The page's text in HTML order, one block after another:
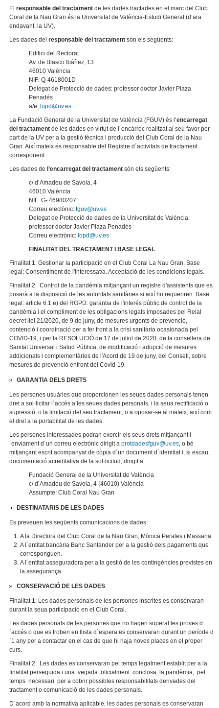
Elresponsable del tractament de les dades tractades en el marc del Club
Coral de la Nau Gran és la Universitat de València-Estudi General (d’ara
endavant, la UV).
Les dades delresponsable del tractament són els següents:
Edifici del Rectorat
Av. de Blasco Ibáñez, 13
46010 València
NIF: Q-4618001D
Delegat de Protecció de dades: professor doctor Javier Plaza
Penadés
a/e: lopd@uv.es
La Fundació General de la Universitat de València (FGUV) és l’encarregat
del tractament de les dades en virtut de l´encàrrec realitzat al seu favor per
part de la UV per a la gestió tècnica i producció del Club Coral de la Nau
Gran. Així mateix és responsable del Registre d´activitats de tractament
corresponent.
Les dades de l’encarregat del tractament són els següents:
c/ d’Amadeu de Savoia, 4
46010 València
NIF: G- 46980207
Correu electònic:fguv@uv.es
Delegat de Protecció de dades de la Universitat de València:
professor doctor Javier Plaza Penadés
Correu electrònic: lopd@uv.es
FINALITAT DEL TRACTAMENT I BASE LEGAL
Finalitat 1: Gestionar la participació en el Club Coral La Nau Gran. Base
legal: Consentiment de l'interessat/a. Acceptació de les condicions legals.
Finalitat 2: Control de la pandèmia mitjançant un registre d'assistents que es
posarà a la disposició de les autoritats sanitàries si així ho requeriren. Base
legal: article 6.1.e) del RGPD: garantia de l'interés públic de control de la
pandèmia i el compliment de les obligacions legals imposades pel Reial
decret llei 21/2020, de 9 de juny, de mesures urgents de prevenció,
contenció i coordinació per a fer front a la crisi sanitària ocasionada pel
COVID-19, i per la RESOLUCIÓ de 17 de juliol de 2020, de la consellera de
Sanitat Universal i Salud Pública, de modificació i adopció de mesures
addicionals i complementàries de l'Acord de 19 de juny, del Consell, sobre
mesures de prevenció enfront del Covid-19.
GARANTIA DELS DRETS
Les persones usuàries que proporcionen les seues dades personals tenen
dret a sol·licitar l´accés a les seues dades personals, i la seua rectificació o
supressió, o la limitació del seu tractament, o a oposar-se al mateix, així com
el dret a la portabilitat de les dades.
Les persones interessades podran exercir els seus drets mitjançant l
´enviament d´un correu electrònic dirigit aprotdadesfguv@uv.es, o bé
mitjançant escrit acompanyat de còpia d´un document d´identitat i, si escau,
documentació acreditativa de la sol·licitud, dirigit a:
Fundació General de la Universitat de València
c/ d’Amadeu de Savoia, 4 (46010) València
Assumpte: Club Coral Nau Gran
DESTINATARIS DE LES DADES
Es preveuen les següents comunicacions de dades:
A la Directora del Club Coral de la Nau Gran, Mònica Perales i Massana
A l´entitat bancària Banc Santander per a la gestió dels pagaments que
corresponguen.
A l´entitat asseguradora per a la gestió de les contingències previstes en
la assegurança
CONSERVACIÓ DE LES DADES
Finalitat 1: Les dades personals de les persones inscrites es conservaran
durant la seua participació en el Club Coral.
Les dades personals de les persones que no hagen superat les proves d
´accés o que es troben en llista d´espera es conservaran durant un període d
´1 any per a contactar en el cas de que hi haja noves places en el proper
curs.
Finalitat 2: Les dades es conservaran pel temps legalment establit per a la
finalitat perseguida i una vegada oficialment conclosa la pandèmia, pel
temps necessari per a cobrir possibles responsabilitats derivades del
tractament o comunicació de les dades personals.
D´acord amb la normativa aplicable, les dades personals es conservaran